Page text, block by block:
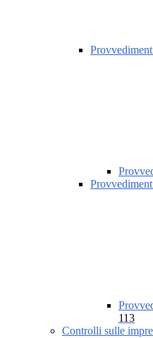
113
Controlli sulle